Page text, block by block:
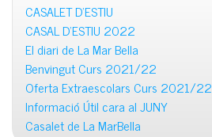
CASALET D’ESTIU
CASAL D’ESTIU 2022
El diari de La Mar Bella
Benvingut Curs 2021/22
Oferta Extraescolars Curs 2021/22
Informació Útil cara al JUNY
Casalet de La MarBella